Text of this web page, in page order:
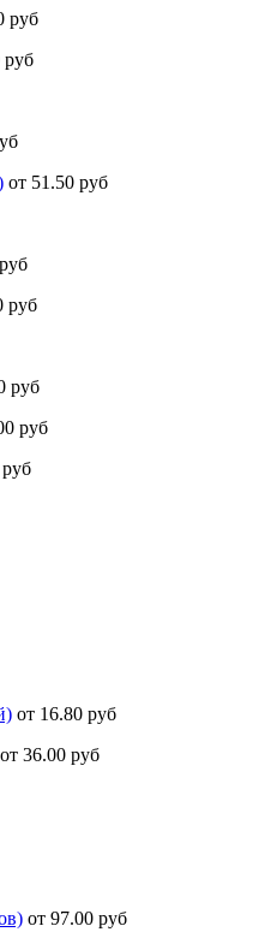
руб
руб
от 51.50 руб
руб
руб
руб
от 16.80 руб
от 36.00 руб
от 97.00 руб